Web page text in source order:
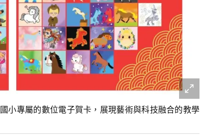
小專屬的數位電子賀卡，展現藝術與科技融合的教學